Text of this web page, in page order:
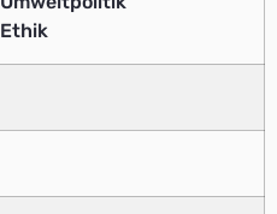
Ethik